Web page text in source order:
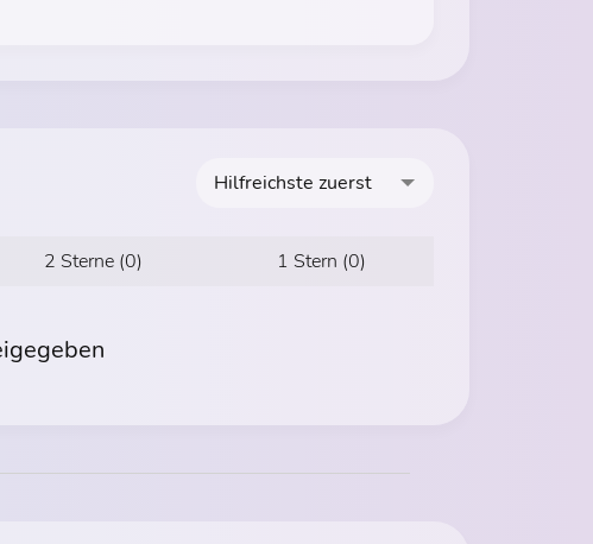
Hilfreichste zuerst
2 Sterne (0) 1 Stern (0)